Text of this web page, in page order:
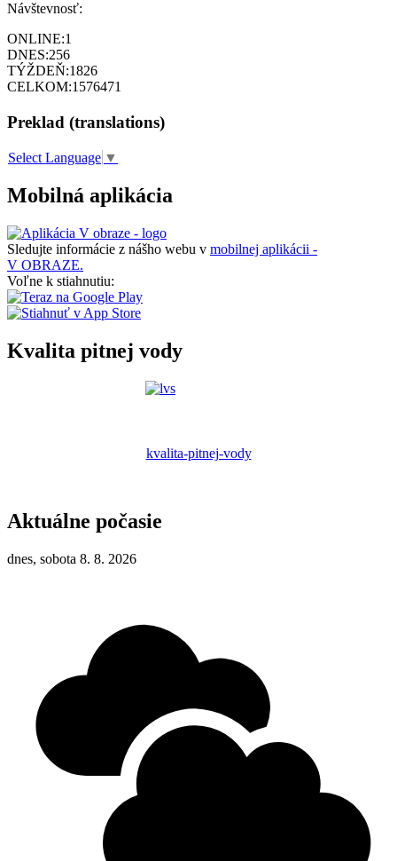
Návštevnosť:
ONLINE:1
DNES:256
TÝŽDEŇ:1826
CELKOM:1576471
Preklad (translations)
Select Language ▼
Mobilná aplikácia
Sledujte informácie z nášho webu v mobilnej aplikácii -
V OBRAZE.
Voľne k stiahnutiu:
Kvalita pitnej vody
kvalita-pitnej-vody
Aktuálne počasie
dnes, sobota 8. 8. 2026